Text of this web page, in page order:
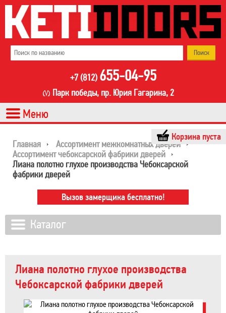
+7 (812) 655-04-95
Парк победы, пр. Юрия Гагарина, 2
Корзина пуста
Главная
Ассортимент межкомнатных дверей
Ассортимент чебоксарской фабрики дверей
Лиана полотно глухое производства Чебоксарской
фабрики дверей
Лиана полотно глухое производства
Чебоксарской фабрики дверей